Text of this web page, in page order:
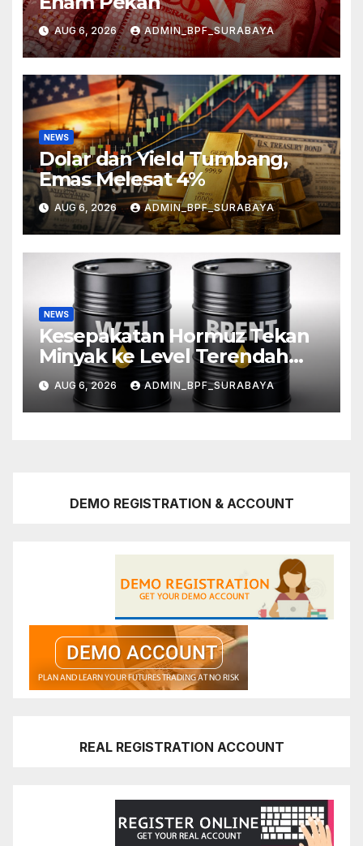
AUG 6, 2026 ADMIN_BPF_SURABAYA
NEWS
Dolar dan Yield Tumbang,
Emas Melesat 4%
AUG 6, 2026 ADMIN_BPF_SURABAYA
NEWS
Kesepakatan Hormuz Tekan
Minyak ke Level Terendah
Sebulan
AUG 6, 2026 ADMIN_BPF_SURABAYA
DEMO REGISTRATION & ACCOUNT
REAL REGISTRATION ACCOUNT